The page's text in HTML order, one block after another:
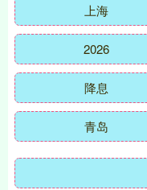
上海
2026
降息
青岛